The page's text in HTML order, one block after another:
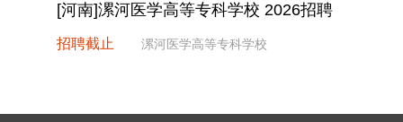
[河南]漯河医学高等专科学校 2026招聘
招聘截止 漯河医学高等专科学校